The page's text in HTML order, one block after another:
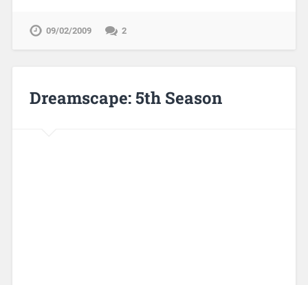
09/02/2009 2
Dreamscape: 5th Season